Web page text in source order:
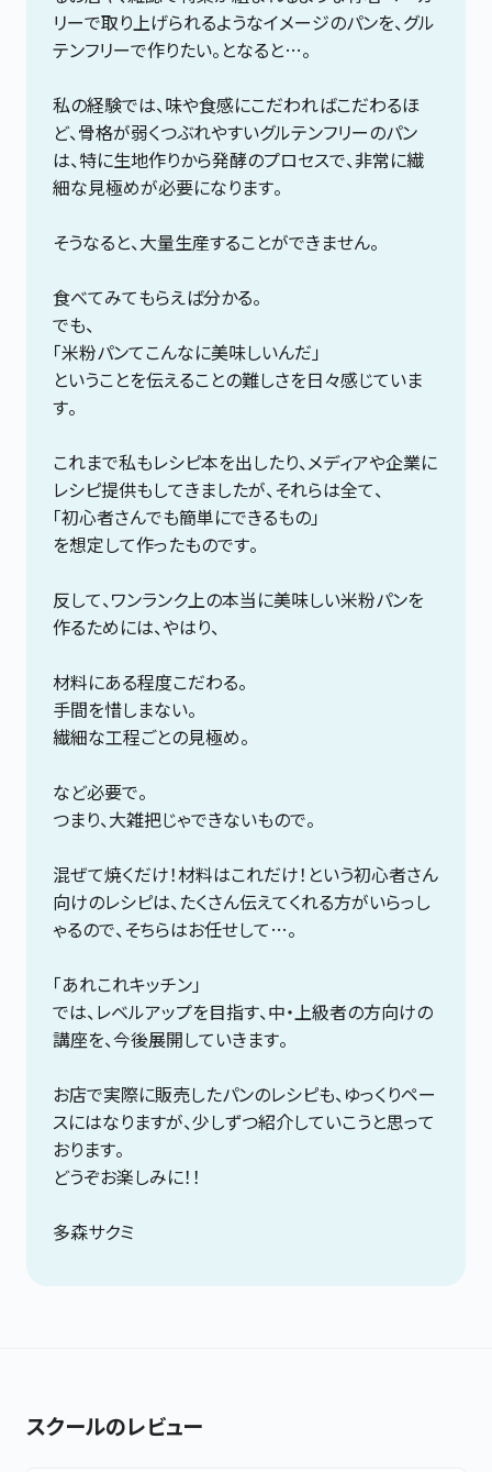
リーで取り上げられるようなイメージのパンを、グル
テンフリーで作りたい。となると…。
私の経験では、味や食感にこだわればこだわるほ
ど、骨格が弱くつぶれやすいグルテンフリーのパン
は、特に生地作りから発酵のプロセスで、非常に繊
細な見極めが必要になります。
そうなると、大量生産することができません。
食べてみてもらえば分かる。
でも、
「米粉パンてこんなに美味しいんだ」
ということを伝えることの難しさを日々感じていま
す。
これまで私もレシピ本を出したり、メディアや企業に
レシピ提供もしてきましたが、それらは全て、
「初心者さんでも簡単にできるもの」
を想定して作ったものです。
反して、ワンランク上の本当に美味しい米粉パンを
作るためには、やはり、
材料にある程度こだわる。
手間を惜しまない。
繊細な工程ごとの見極め。
など必要で。
つまり、大雑把じゃできないもので。
混ぜて焼くだけ！材料はこれだけ！という初心者さん
向けのレシピは、たくさん伝えてくれる方がいらっし
ゃるので、そちらはお任せして…。
「あれこれキッチン」
では、レベルアップを目指す、中・上級者の方向けの
講座を、今後展開していきます。
お店で実際に販売したパンのレシピも、ゆっくりペー
スにはなりますが、少しずつ紹介していこうと思って
おります。
どうぞお楽しみに！！
多森サクミ
スクールのレビュー